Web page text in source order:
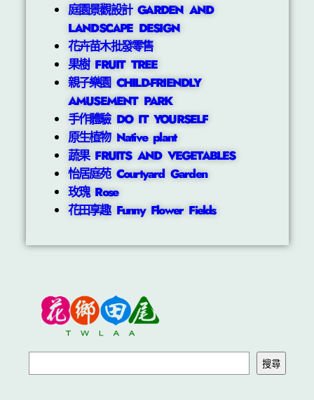
庭園景觀設計 GARDEN AND
LANDSCAPE DESIGN
花卉苗木批發零售
果樹 FRUIT TREE
親子樂園 CHILD-FRIENDLY
AMUSEMENT PARK
手作體驗 DO IT YOURSELF
原生植物 Native plant
蔬果 FRUITS AND VEGETABLES
怡居庭苑 Courtyard Garden
玫瑰 Rose
花田享趣 Funny Flower Fields
搜尋